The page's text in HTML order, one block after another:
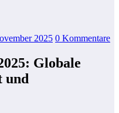
2025 0 Kommentare
Globale
und